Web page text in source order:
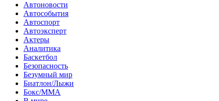
Автоновости
Автособытия
Автоспорт
Автоэксперт
Актеры
Аналитика
Баскетбол
Безопасность
Безумный мир
Биатлон/Лыжи
Бокс/MMA